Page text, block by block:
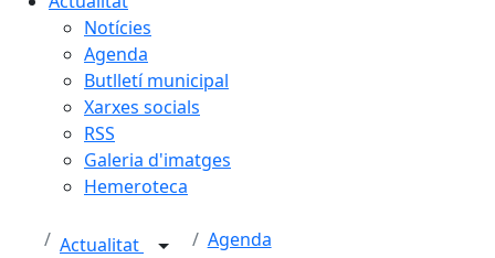
Notícies
Agenda
Butlletí municipal
Xarxes socials
RSS
Galeria d'imatges
Hemeroteca
Actualitat Agenda